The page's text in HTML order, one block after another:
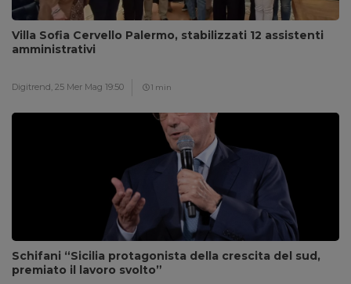
Villa Sofia Cervello Palermo, stabilizzati 12 assistenti
amministrativi
Digitrend, 25 Mer Mag 19:50 1 min
Schifani “Sicilia protagonista della crescita del sud,
premiato il lavoro svolto”